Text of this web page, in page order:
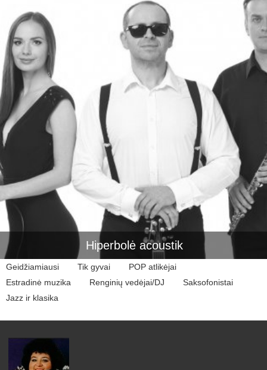
Hiperbolė acoustik
Geidžiamiausi Tik gyvai
POP atlikėjai
Estradinė muzika
Renginių vedėjai/DJ
Saksofonistai
Jazz ir klasika